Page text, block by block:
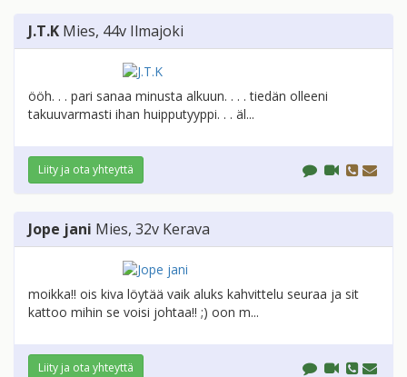
J.T.K Mies, 44v Ilmajoki
ööh. . . pari sanaa minusta alkuun. . . . tiedän olleeni
takuuvarmasti ihan huipputyyppi. . . äl...
Liity ja ota yhteyttä
Jope jani Mies, 32v Kerava
moikka!! ois kiva löytää vaik aluks kahvittelu seuraa ja sit
kattoo mihin se voisi johtaa!! ;) oon m...
Liity ja ota yhteyttä